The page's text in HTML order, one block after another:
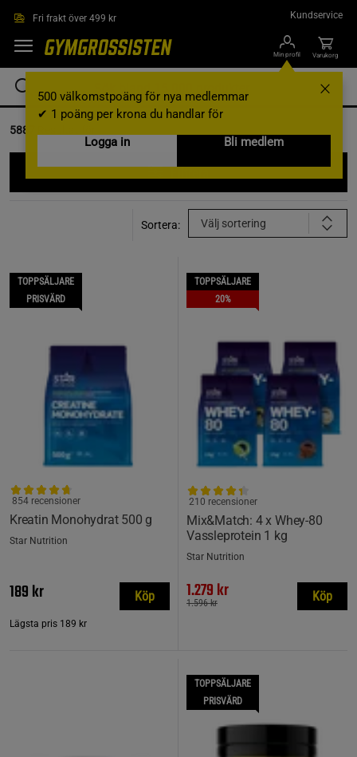
Fri frakt över 499 kr Kundservice
Min profil
500 välkomstpoäng för nya medlemmar
✔ 1 poäng per krona du handlar för
Logga in
Bli medlem
Varukorg
5887
Filtrera
Sortera: Välj sortering
TOPPSÄLJARE
PRISVÄRD
Kreatin Monohydrat 500 g
854 recensioner
Star Nutrition
189 kr
Lägsta pris 189 kr
Köp
TOPPSÄLJARE
20%
Mix&Match: 4 x Whey-80
Vassleprotein 1 kg
210 recensioner
Star Nutrition
1.279 kr
1.596 kr Köp
TOPPSÄLJARE
PRISVÄRD